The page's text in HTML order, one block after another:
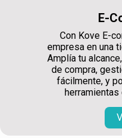
E-
Con Kove E-
empresa en una
Amplía tu
de compra,
fácilmente, y